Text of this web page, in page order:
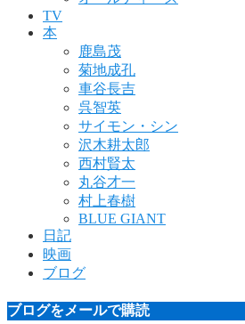
TV
本
鹿島茂
菊地成孔
車谷長吉
呉智英
サイモン・シン
沢木耕太郎
西村賢太
丸谷才一
村上春樹
BLUE GIANT
日記
映画
ブログ
ブログをメールで購読